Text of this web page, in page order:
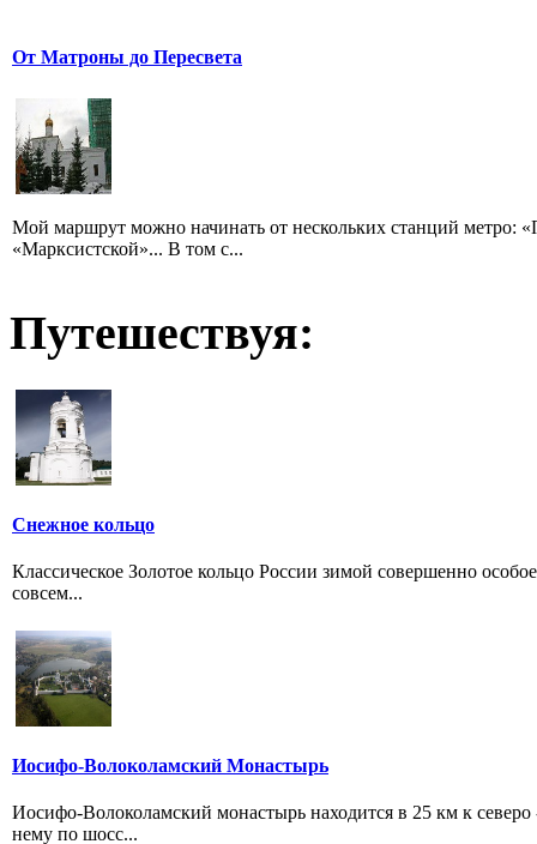
От Матроны до Пересвета
Мой маршрут можно начинать от нескольких станций метро:
«Марксистской»... В том с...
Путешествуя:
Снежное кольцо
Классическое Золотое кольцо России зимой совершенно
совсем...
Иосифо-Волоколамский Монастырь
Иосифо-Волоколамский монастырь находится в 25 км к
нему по шосс...